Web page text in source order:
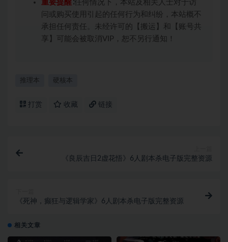
重要提醒 ∶任何情况下，本站及相关人士对于访
问或购买使用引起的任何行为和纠纷，本站概不
承担任何责任。未经许可的【搬运】和【账号共
享】可能会被取消VIP，恕不另行通知！
推理本 硬核本
打赏 收藏 链接
《良辰吉日2虚花悟》6人剧本杀电子版完整资源
《死神，癫狂与逻辑学家》6人剧本杀电子版完整资源
相关文章